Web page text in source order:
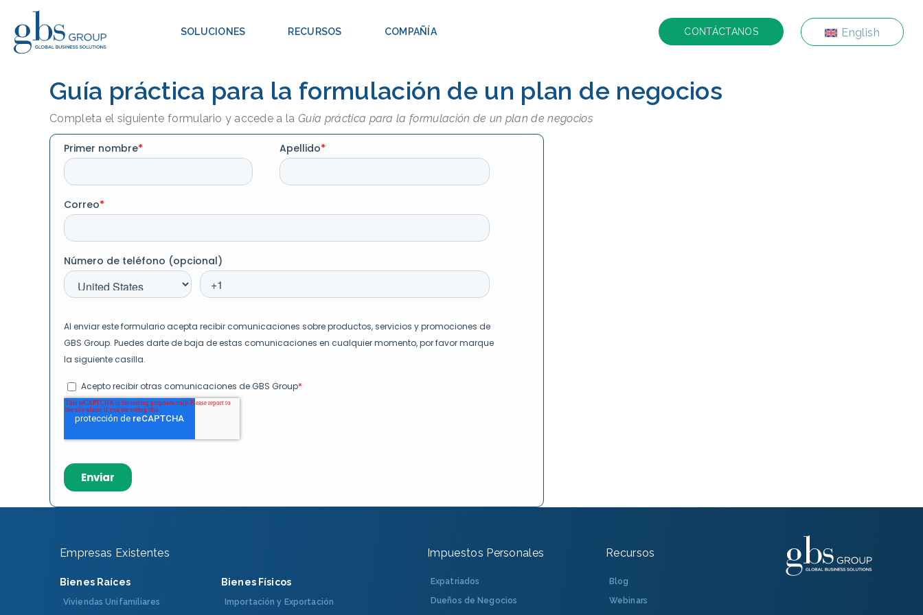
contenido
SOLUCIONES RECURSOS COMPAÑÍA CONTÁCTANOS English
Guía práctica para la formulación de un plan de negocios
Completa el siguiente formulario y accede a laGuía práctica para la formulación de un plan de negocios
Empresas Existentes
Bienes Raíces
Viviendas Unifamiliares
Bienes Físicos
Importación y Exportación
Impuestos Personales
Expatriados
Dueños de Negocios
Recursos
Blog
Webinars